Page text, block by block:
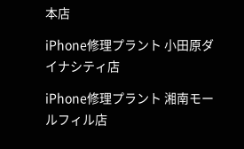
本店
iPhone修理プラント 小田原ダ
イナシティ店
iPhone修理プラント 湘南モー
ルフィル店